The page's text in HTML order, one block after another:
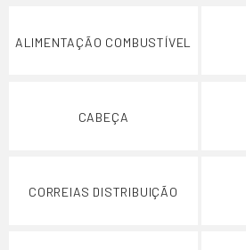
ALIMENTAÇÃO COMBUSTÍVEL
CABEÇA
CORREIAS DISTRIBUIÇÃO